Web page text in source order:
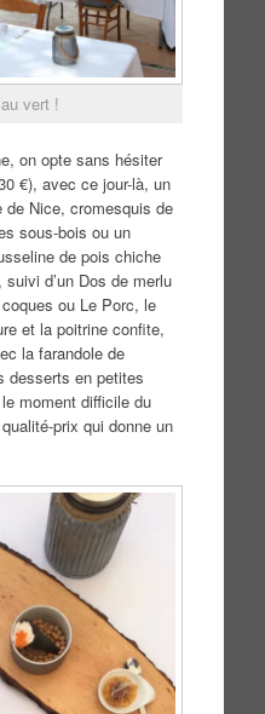
vert !
on opte sans hésiter
€), avec ce jour-là, un
de Nice, cromesquis de
sous-bois ou un
de pois chiche
d’un Dos de merlu
ou Le Porc, le
et la poitrine confite,
la farandole de
desserts en petites
moment difficile du
prix qui donne un